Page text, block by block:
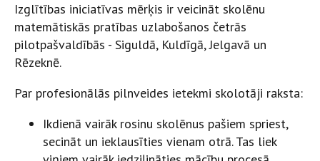
Izglītības iniciatīvas mērķis ir veicināt skolēnu
matemātiskās pratības uzlabošanos četrās
pilotpašvaldībās - Siguldā, Kuldīgā, Jelgavā un
Rēzeknē.
Par profesionālās pilnveides ietekmi skolotāji raksta:
Ikdienā vairāk rosinu skolēnus pašiem spriest,
secināt un ieklausīties vienam otrā. Tas liek